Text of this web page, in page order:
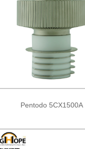
Pentodo 5CX1500A